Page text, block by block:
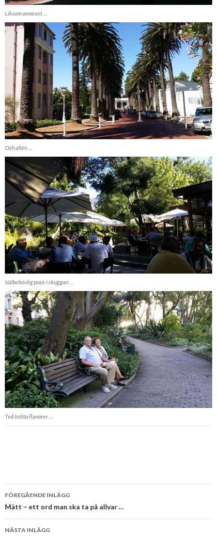
Liksom annexet …
Och allén …
Välbehövlig paus i skuggan …
Två trötta flanörer …
Inläggsnavigering
FÖREGÅENDE INLÄGG
Mätt – ett ord man ska ta på allvar …
NÄSTA INLÄGG